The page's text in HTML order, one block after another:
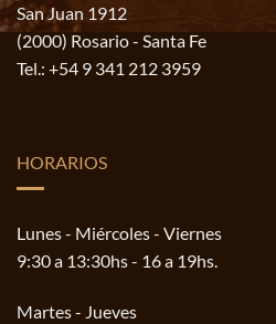
San Juan 1912
(2000) Rosario - Santa Fe
Tel.: +54 9 341 212 3959
HORARIOS
Lunes - Miércoles - Viernes
9:30 a 13:30hs - 16 a 19hs.
Martes - Jueves